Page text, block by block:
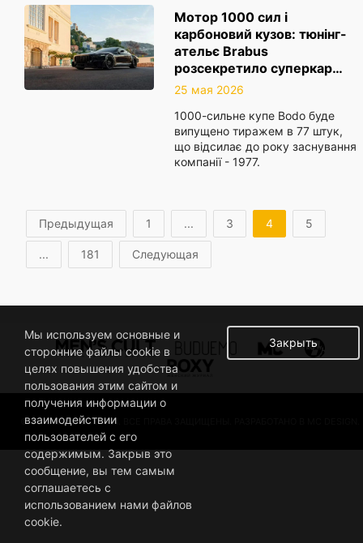
Мотор 1000 сил і
карбоновий кузов: тюнінг-
ательє Brabus
розсекретило суперкар…
25 мая 2026
1000-сильне купе Bodo буде
випущено тиражем в 77 штук,
що відсилає до року заснування
компанії - 1977.
Предыдущая 1 ... 3 4 5
... 181 Следующая
© 2019 BUSINESSMAN. ВСЕ ПРАВА ЗАЩИЩЕНЫ. РАЗРАБОТАНО В MC DESIGN.
Закрыть
Мы используем основные и
сторонние файлы cookie в
целях повышения удобства
пользования этим сайтом и
получения информации о
взаимодействии
пользователей с его
содержимым. Закрыв это
сообщение, вы тем самым
соглашаетесь с
использованием нами файлов
cookie.